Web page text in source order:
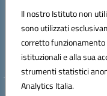
Il nostro Istituto non
sono utilizzati
corretto funzionamento
istituzionali e alla sua
strumenti statistici
Analytics Italia.
Codice fiscale:
Codice meccanografico:
Codice unico di fatturazione